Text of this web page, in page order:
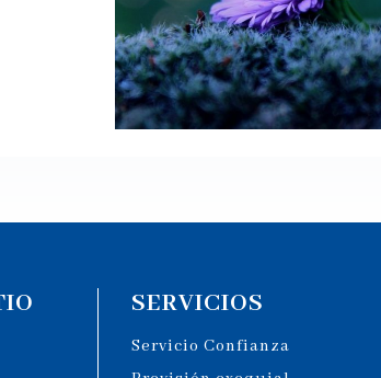
SERVICIOS
Servicio Confianza